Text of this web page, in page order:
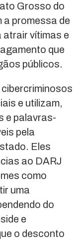
Grosso do
a promessa de
vítimas e
que
públicos.
e utilizam,
e palavras-
pela
Eles
ao DARJ
como
uma
do
e
o desconto